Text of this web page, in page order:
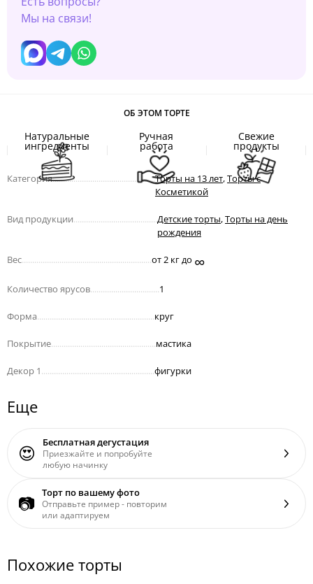
Мы на связи!
ОБ ЭТОМ ТОРТЕ
Натуральные
ингредиенты
Ручная
работа
Свежие
продукты
Категория.................................................Торты на 13 лет,Торты с
Косметикой
Вид продукции Детские торты,Торты на день
рождения
Вес от 2 кг до ∞
Количество ярусов 1
Форма круг
Покрытие мастика
Декор 1 фигурки
Еще
😍 Бесплатная дегустация
Приезжайте и попробуйте
любую начинку
📷 Торт по вашему фото
Отправьте пример - повторим
или адаптируем
Похожие торты